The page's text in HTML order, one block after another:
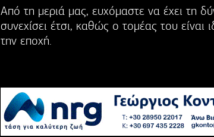
Από τη μεριά μας, ευχόμαστε να έχει τη
συνεχίσει έτσι, καθώς ο τομέας του είναι
την εποχή.